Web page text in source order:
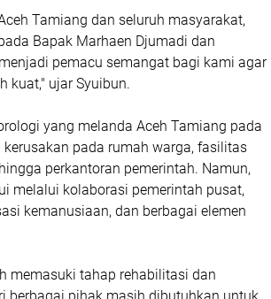
Tamiang dan seluruh masyarakat,
Bapak Marhaen Djumadi dan
pemacu semangat bagi kami agar
kuat," ujar Syuibun.
yang melanda Aceh Tamiang pada
pada rumah warga, fasilitas
perkantoran pemerintah. Namun,
melalui kolaborasi pemerintah pusat,
kemanusiaan, dan berbagai elemen
memasuki tahap rehabilitasi dan